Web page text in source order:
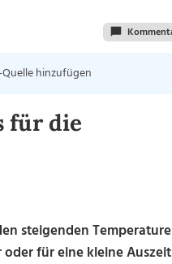
hinzufügen
für die
steigenden
für eine kleine